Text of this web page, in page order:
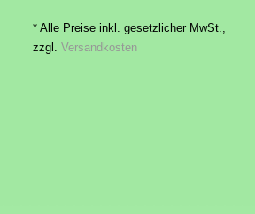
* Alle Preise inkl. gesetzlicher MwSt.,
zzgl.
Versandkosten